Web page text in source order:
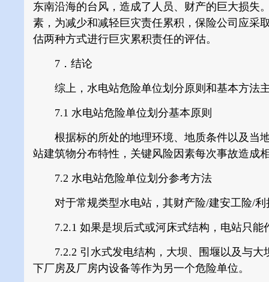
东南沿海的台风，造成了人员、财产的巨大损失
素，为减少和减轻巨灾责任累积，保险公司应采
估两种方式进行巨灾累积责任的评估。
7．结论
综上，水电站危险单位划分原则和基本方法
7.1 水电站危险单位划分基本原则
根据标的所处的地理环境、地质条件以及当
站建筑物分布特性，关键风险因素每次事故造成
7.2 水电站危险单位划分参考方法
对于常规类型水电站，其财产险/建安工险/利
7.2.1 如果是坝后式或河床式结构，电站只能
7.2.2 引水式发电结构，大坝、围堰以及与
下厂房及厂房内设备等作为另一个危险单位。